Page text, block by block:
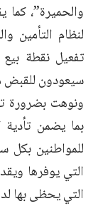
لنظام التأمين
سيعودون للقبض
ونوهت بضرورة
بما يضمن تأدية
للمواطنين بكل
التي يوفرها
التي يحظى بها